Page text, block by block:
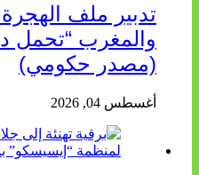
تدبير ملف
والمغرب “تحمل
(مصدر حكومي)
أغسطس 04, 2026